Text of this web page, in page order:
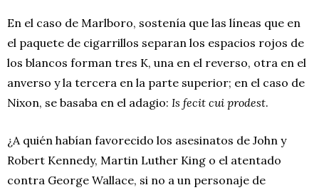
En el caso de Marlboro, sostenía que las líneas que en
el paquete de cigarrillos separan los espacios rojos de
los blancos forman tres K, una en el reverso, otra en el
anverso y la tercera en la parte superior; en el caso de
Nixon, se basaba en el adagio: Is fecit cui prodest.
¿A quién habían favorecido los asesinatos de John y
Robert Kennedy, Martin Luther King o el atentado
contra George Wallace, si no a un personaje de